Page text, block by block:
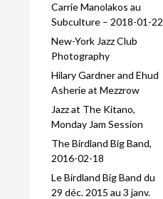
Carrie Manolakos au
Subculture – 2018-01-22
New-York Jazz Club
Photography
Hilary Gardner and Ehud
Asherie at Mezzrow
Jazz at The Kitano,
Monday Jam Session
The Birdland Big Band,
2016-02-18
Le Birdland Big Band du
29 déc. 2015 au 3 janv.